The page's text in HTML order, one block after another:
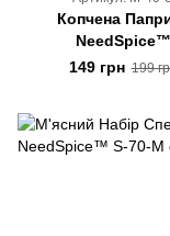
Копчена
NeedSpice™
149 грн 199